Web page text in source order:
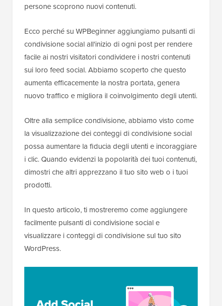
persone scoprono nuovi contenuti.
Ecco perché su WPBeginner aggiungiamo pulsanti di
condivisione social all'inizio di ogni post per rendere
facile ai nostri visitatori condividere i nostri contenuti
sui loro feed social. Abbiamo scoperto che questo
aumenta efficacemente la nostra portata, genera
nuovo traffico e migliora il coinvolgimento degli utenti.
Oltre alla semplice condivisione, abbiamo visto come
la visualizzazione dei conteggi di condivisione social
possa aumentare la fiducia degli utenti e incoraggiare
i clic. Quando evidenzi la popolarità dei tuoi contenuti,
dimostri che altri apprezzano il tuo sito web o i tuoi
prodotti.
In questo articolo, ti mostreremo come aggiungere
facilmente pulsanti di condivisione social e
visualizzare i conteggi di condivisione sul tuo sito
WordPress.